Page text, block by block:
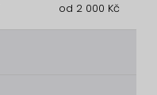
od 2 000 Kč